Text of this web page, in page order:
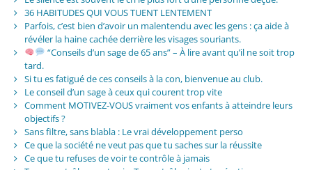
36 HABITUDES QUI VOUS TUENT LENTEMENT
Parfois, c’est bien d’avoir un malentendu avec les gens : ça aide à
révéler la haine cachée derrière les visages souriants.
“Conseils d’un sage de 65 ans” – À lire avant qu’il ne soit trop
tard.
Si tu es fatigué de ces conseils à la con, bienvenue au club.
Le conseil d’un sage à ceux qui courent trop vite
Comment MOTIVEZ-VOUS vraiment vos enfants à atteindre leurs
objectifs ?
Sans filtre, sans blabla : Le vrai développement perso
Ce que la société ne veut pas que tu saches sur la réussite
Ce que tu refuses de voir te contrôle à jamais